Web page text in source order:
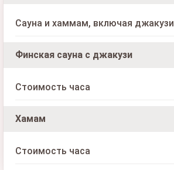
Сауна и хаммам, включая джакузи
Финская сауна с джакузи
Стоимость часа
Хамам
Стоимость часа